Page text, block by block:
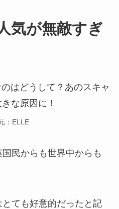
気が無敵すぎ
：ELLE
民からも世界中からも
ても好意的だったと記